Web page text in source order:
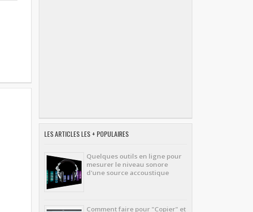
LES ARTICLES LES + POPULAIRES
Quelques outils en ligne pour
mesurer le niveau sonore
d'une source accoustique
Comment faire pour "Copier" et